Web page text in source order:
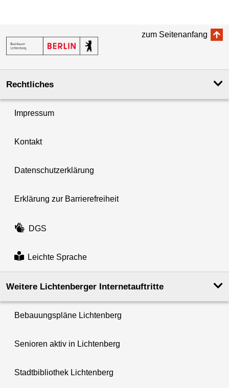
zum Seitenanfang
Rechtliches
Impressum
Kontakt
Datenschutzerklärung
Erklärung zur Barrierefreiheit
DGS
Leichte Sprache
Weitere Lichtenberger Internetauftritte
Bebauungspläne Lichtenberg
Senioren aktiv in Lichtenberg
Stadtbibliothek Lichtenberg